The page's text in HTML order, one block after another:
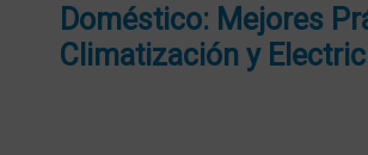
Doméstico: Mejores
Climatización y